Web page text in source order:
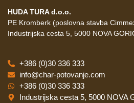
HUDA TURA d.o.o.
PE Kromberk (poslovna stavba
Industrijska cesta 5, 5000 NOVA
+386 (0)30 336 333
info@char-potovanje.com
+386 (0)30 336 333
Industrijska cesta 5, 5000 NOVA